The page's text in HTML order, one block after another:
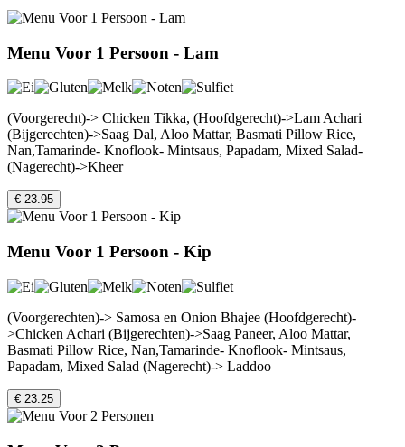
Menu Voor 1 Persoon - Lam
(Voorgerecht)-> Chicken Tikka, (Hoofdgerecht)->Lam Achari
(Bijgerechten)->Saag Dal, Aloo Mattar, Basmati Pillow Rice,
Nan,Tamarinde- Knoflook- Mintsaus, Papadam, Mixed Salad-
(Nagerecht)->Kheer
€ 23.95
Menu Voor 1 Persoon - Kip
(Voorgerechten)-> Samosa en Onion Bhajee (Hoofdgerecht)-
>Chicken Achari (Bijgerechten)->Saag Paneer, Aloo Mattar,
Basmati Pillow Rice, Nan,Tamarinde- Knoflook- Mintsaus,
Papadam, Mixed Salad (Nagerecht)-> Laddoo
€ 23.25